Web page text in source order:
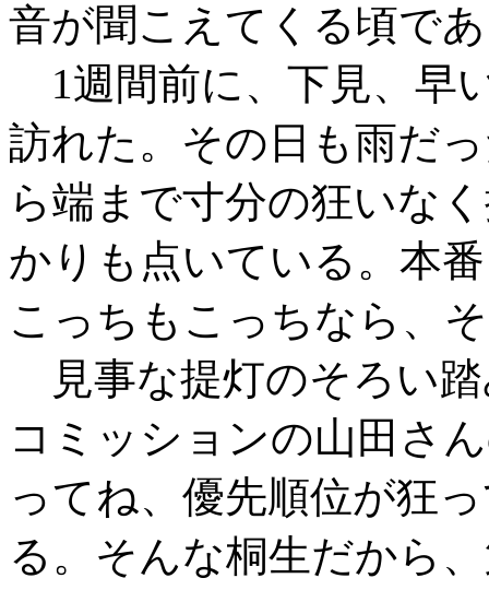
音が聞こえてくる頃で
1週間前に、下見、早
訪れた。その日も雨だ
ら端まで寸分の狂いな
かりも点いている。本
こっちもこっちなら、
見事な提灯のそろい
コミッションの山田さ
ってね、優先順位が狂
る。そんな桐生だから